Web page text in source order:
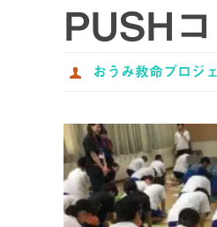
PUSH
おうみ救命プロジ